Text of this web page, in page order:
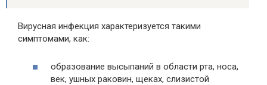
Вирусная инфекция характеризуется такими
симптомами, как:
образование высыпаний в области рта, носа,
век, ушных раковин, щеках, слизистой